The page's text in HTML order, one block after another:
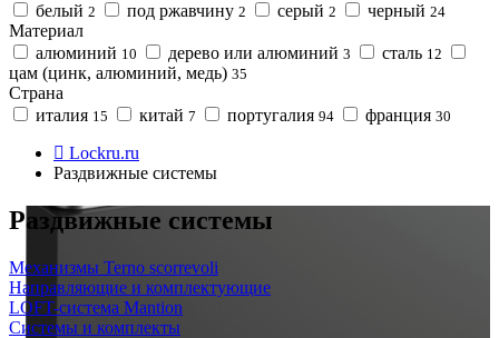
белый 2 под ржавчину 2 серый 2 черный 24
Материал
алюминий 10 дерево или алюминий 3 сталь 12
цам (цинк, алюминий, медь) 35
Страна
италия 15 китай 7 португалия 94 франция 30
Lockru.ru
Раздвижные системы
Раздвижные системы
Механизмы Terno scorrevoli
Направляющие и комплектующие
LOFT-cистема Mantion
Системы и комплекты